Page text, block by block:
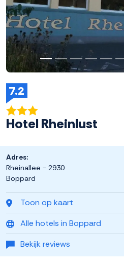
7.2
Hotel Rheinlust
Toon op kaart
Alle hotels in Boppard
Bekijk reviews
Adres:
Rheinallee - 2930
Boppard